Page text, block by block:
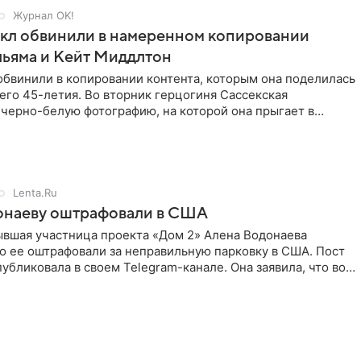
Журнал OK!
обвинили в намеренном копировании
и Кейт Миддлтон
в копировании контента, которым она поделилась
45-летия. Во вторник герцогиня Сассекская
белую фотографию, на которой она прыгает в
Lenta.Ru
оштрафовали в США
участница проекта «Дом 2» Алена Водонаева
ее оштрафовали за неправильную парковку в США. Пост
в своем Telegram-канале. Она заявила, что во